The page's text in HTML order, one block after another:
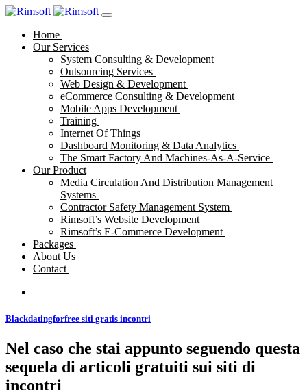
Home
Our Services
System Consulting & Development
Outsourcing Services
Web Design & Development
eCommerce Consulting & Development
Mobile Apps Development
Training
Internet Of Things
Dashboard Monitoring & Data Analytics
The Smart Factory And Machines-As-A-Service
Our Product
Media Circulation And Distribution Management
Systems
Contractor Safety Management System
Rimsoft’s Website Development
Rimsoft’s E-Commerce Development
Packages
About Us
Contact
Blackdatingforfree siti gratis incontri
Nel caso che stai appunto seguendo questa
sequela di articoli gratuiti sui siti di
incontri